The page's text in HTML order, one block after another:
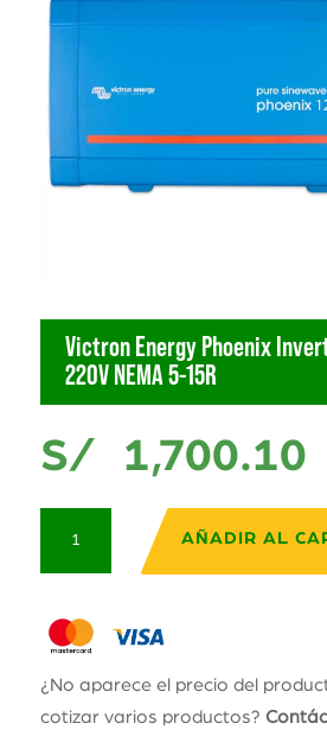
Victron Energy Phoenix
220V NEMA 5-15R
S/1,700.10
Inverter
12/1200-
220V
NEMA
AÑADIR AL
¿No aparece el precio del
cotizar varios productos?